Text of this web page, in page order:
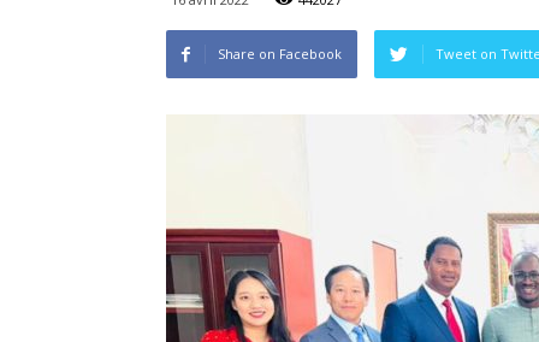
Share on Facebook Tweet on